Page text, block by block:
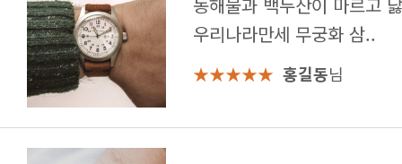
우리나라만세 무궁화 삼..
★★★★★ 홍길동님